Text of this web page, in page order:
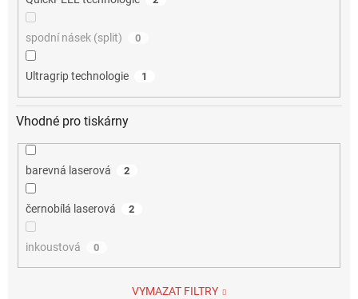
spodní násek (split) 0
Ultragrip technologie 1
Vhodné pro tiskárny
barevná laserová 2
černobílá laserová 2
inkoustová 0
VYMAZAT FILTRY